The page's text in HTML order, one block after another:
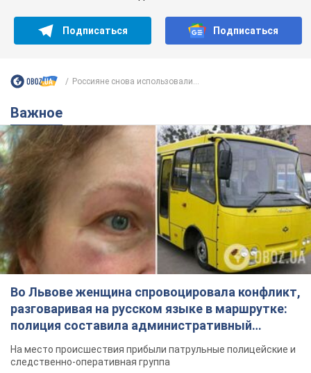
Во Львове женщина спровоцировала конфликт,
разговаривая на русском языке в маршрутке:
полиция составила административный
протокол. Видео
На место происшествия прибыли патрульные полицейские и
следственно-оперативная группа
9,9 т.
"Воюют, потому что глупы": в
Черновцах водитель автобуса
проявил неуважение к украинским
военным и поплатился за это.
Видео
пассажирами и оскорблений в адрес военных